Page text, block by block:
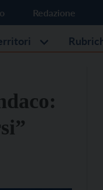
Redazione